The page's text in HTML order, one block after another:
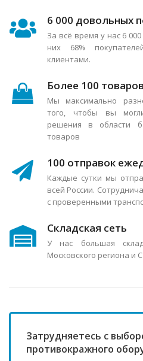
6 000 довольных
За всё время у нас 6
них 68%
клиентами.
Более 100 товаров
Мы максимально
того, чтобы вы
решения в области
товаров
100 отправок
Каждые сутки мы
всей России.
с проверенными
Складская сеть
У нас большая
Московского региона и
Затрудняетесь с
противокражного